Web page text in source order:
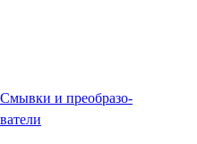
Смывки и преобразо-
ватели